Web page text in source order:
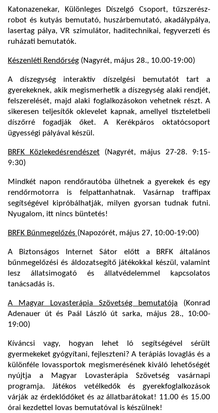
Katonazenekar, Különleges Díszelgő Csoport, tűzszerész-
robot és kutyás bemutató, huszárbemutató, akadálypálya,
lasertag pálya, VR szimulátor, haditechnikai, fegyverzeti és
ruházati bemutatók.
Készenléti Rendőrség (Nagyrét, május 28., 10.00-19:00)
A díszegység interaktív díszelgési bemutatót tart a
gyerekeknek, akik megismerhetik a díszegység alaki rendjét,
felszerelését, majd alaki foglalkozásokon vehetnek részt. A
sikeresen teljesítők oklevelet kapnak, amellyel tiszteletbeli
díszőrré fogadják őket. A Kerékpáros oktatócsoport
ügyességi pályával készül.
BRFK Közlekedésrendészet(Nagyrét, május 27-28. 9:15-
9:30)
Mindkét napon rendőrautóba ülhetnek a gyerekek és egy
rendőrmotorra is felpattanhatnak. Vasárnap traffipax
segítségével kipróbálhatják, milyen gyorsan tudnak futni.
Nyugalom, itt nincs büntetés!
BRFK Bűnmegelőzés (Napozórét, május 27, 10:00-19:00)
A Biztonságos Internet Sátor előtt a BRFK általános
bűnmegelőzési és áldozatsegítő játékokkal készül, valamint
lesz állatsimogató és állatvédelemmel kapcsolatos
tanácsadás is.
A Magyar Lovasterápia Szövetség bemutatója (Konrad
Adenauer út és Paál László út sarka, május 28., 10:00-
19:00)
Kíváncsi vagy, hogyan lehet ló segítségével sérült
gyermekeket gyógyítani, fejleszteni? A terápiás lovaglás és a
különféle lovassportok megismerésének kiváló lehetőségét
nyújtja a Magyar Lovasterápia Szövetség vasárnapi
programja. Játékos vetélkedők és gyerekfoglalkozások
várják az érdeklődőket és az állatbarátokat! 11.00 és 15.00
órai kezdettel lovas bemutatóval is készülnek!